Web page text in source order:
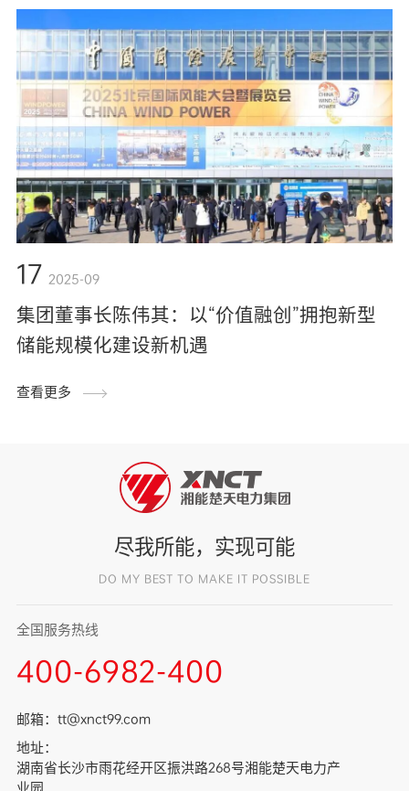
17 2025-09
集团董事长陈伟其：以“价值融创”拥抱新型
储能规模化建设新机遇
查看更多
尽我所能，实现可能
DO MY BEST TO MAKE IT POSSIBLE
全国服务热线
400-6982-400
邮箱： tt@xnct99.com
地址：
湖南省长沙市雨花经开区振洪路268号湘能楚天电力产